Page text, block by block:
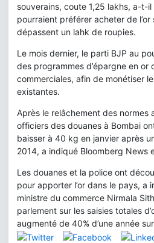
souverains, coute 1,25 lakhs, a-t-
pourraient préférer acheter de
dépassent un lahk de roupies.
Le mois dernier, le parti BJP au
des programmes d’épargne en or
commerciales, afin de monétiser
existantes.
Après le relâchement des normes
officiers des douanes à Bombai
baisser à 40 kg en janvier après
2014, a indiqué Bloomberg News
Les douanes et la police ont
pour apporter l’or dans le pays, a
ministre du commerce Nirmala
parlement sur les saisies totales
augmenté de 40% d’une année sur